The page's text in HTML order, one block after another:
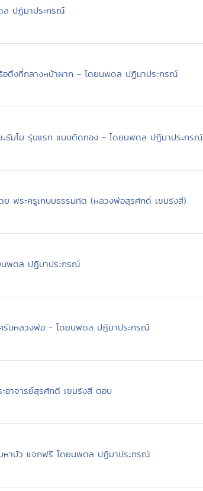
ล ปฏิมาประกรณ์
อตึงที่กลางหน้าผาก - โดยนพดล ปฏิมาประกรณ์
ธัมโม รุ่นแรก แบบติดทอง - โดยนพดล ปฏิมาประกรณ์
พระครูเกษมธรรมทัต (หลวงพ่อสุรศักดิ์ เขมรังสี)
นพดล ปฏิมาประกรณ์
รับหลวงพ่อ - โดยนพดล ปฏิมาประกรณ์
าจารย์สุรศักดิ์ เขมรังสี ตอบ
หาบัว แจกฟรี โดยนพดล ปฏิมาประกรณ์